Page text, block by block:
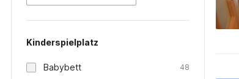
Kinderspielplatz
Babybett 48